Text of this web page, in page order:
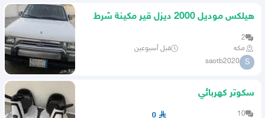
هيلكس موديل 2000 ديزل قير مكينة شرط
2
مكه
قبل أسبوعين
S
saotb2020
سكوتر كهربائي
10
0